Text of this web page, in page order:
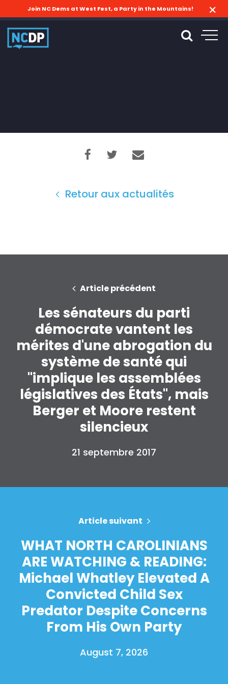
Join NC Dems at West Fest, a Party in the Mountains!
Retour aux actualités
Article précédent
Les sénateurs du parti
démocrate vantent les
mérites d'une abrogation du
système de santé qui
"implique les assemblées
législatives des États", mais
Berger et Moore restent
silencieux
21 septembre 2017
Article suivant
WHAT NORTH CAROLINIANS
ARE WATCHING & READING:
Michael Whatley Elevated A
Convicted Child Sex
Predator Despite Concerns
From His Own Party
August 7, 2026